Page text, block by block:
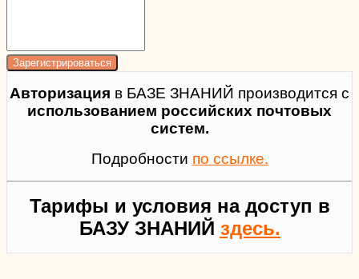
Авторизация в БАЗЕ ЗНАНИЙ производится с
использованием российских почтовых
систем.
Подробности по ссылке.
Тарифы и условия на доступ в
БАЗУ ЗНАНИЙ здесь.